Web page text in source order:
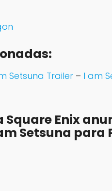
Setsuna Trailer – I am
Enix
Setsuna para